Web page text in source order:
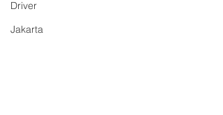
Driver
Jakarta